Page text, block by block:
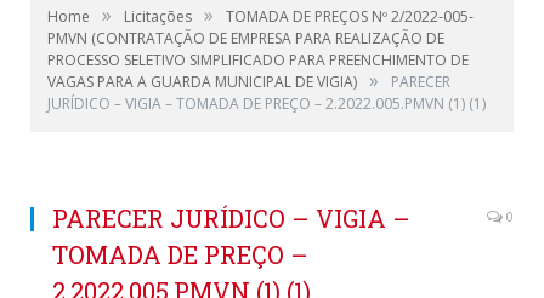
Home » Licitações »
TOMADA DE PREÇOS Nº 2/2022-005-
PMVN (CONTRATAÇÃO DE EMPRESA PARA REALIZAÇÃO DE
PROCESSO SELETIVO SIMPLIFICADO PARA PREENCHIMENTO DE
VAGAS PARA A GUARDA MUNICIPAL DE VIGIA) »
PARECER
JURÍDICO – VIGIA – TOMADA DE PREÇO – 2.2022.005.PMVN (1) (1)
PARECER JURÍDICO – VIGIA –
TOMADA DE PREÇO –
2.2022.005.PMVN (1) (1)
0